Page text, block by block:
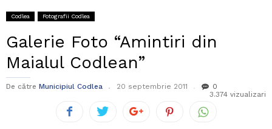
Codlea Fotografii Codlea
Galerie Foto “Amintiri din
Maialul Codlean”
De către Municipiul Codlea 20 septembrie 2011
0
3.374 vizualizari